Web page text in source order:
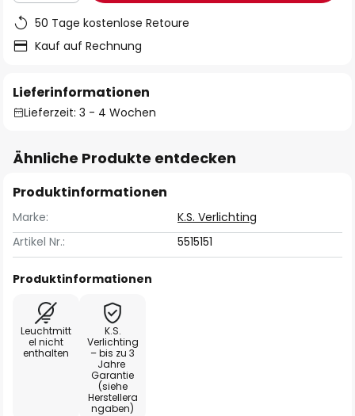
50 Tage kostenlose Retoure
Kauf auf Rechnung
Lieferinformationen
Lieferzeit: 3 - 4 Wochen
Ähnliche Produkte entdecken
Produktinformationen
Marke:
K.S. Verlichting
Artikel Nr.:
5515151
Produktinformationen
Leuchtmitt
el nicht
enthalten
K.S.
Verlichting
– bis zu 3
Jahre
Garantie
(siehe
Herstellera
ngaben)